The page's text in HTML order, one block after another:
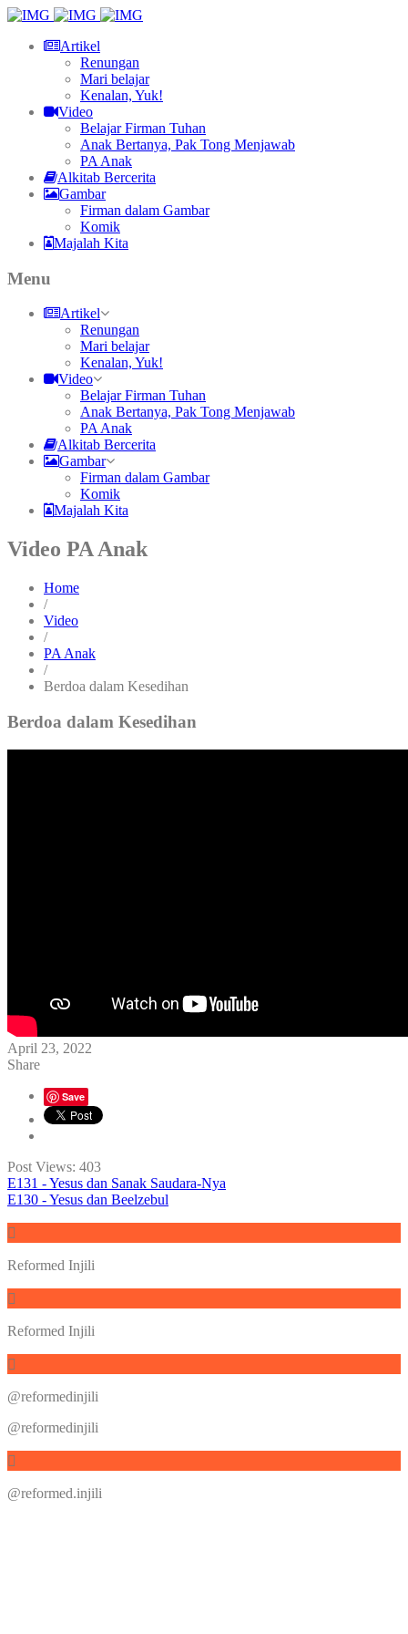
Artikel
Renungan
Mari belajar
Kenalan, Yuk!
Video
Belajar Firman Tuhan
Anak Bertanya, Pak Tong Menjawab
PA Anak
Alkitab Bercerita
Gambar
Firman dalam Gambar
Komik
Majalah Kita
Menu
Artikel
Renungan
Mari belajar
Kenalan, Yuk!
Video
Belajar Firman Tuhan
Anak Bertanya, Pak Tong Menjawab
PA Anak
Alkitab Bercerita
Gambar
Firman dalam Gambar
Komik
Majalah Kita
Video PA Anak
Home
/
Video
/
PA Anak
/
Berdoa dalam Kesedihan
Berdoa dalam Kesedihan
April 23, 2022
Share
Save
Post Views: 403
E131 - Yesus dan Sanak Saudara-Nya
E130 - Yesus dan Beelzebul
Reformed Injili
Reformed Injili
@reformedinjili
@reformedinjili
@reformed.injili